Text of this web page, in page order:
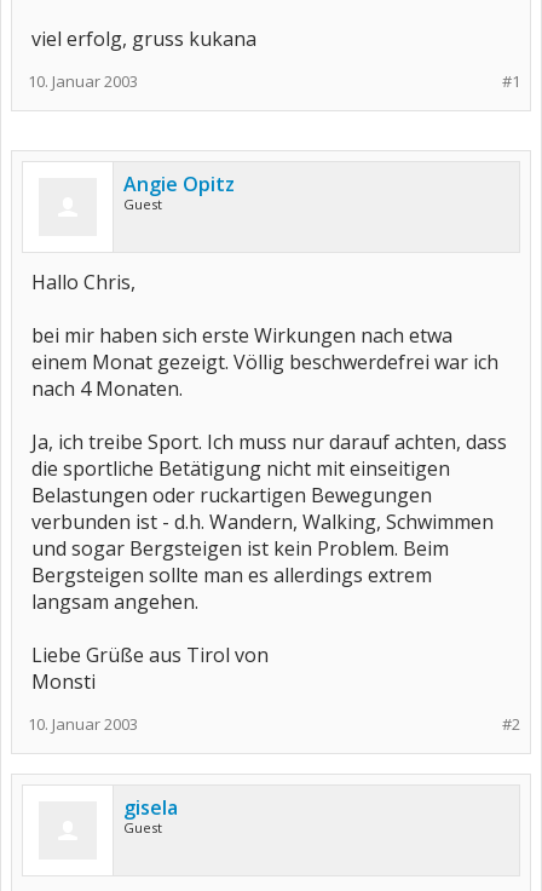
viel erfolg, gruss kukana
#1
10. Januar 2003
Angie Opitz
Guest
Hallo Chris,
bei mir haben sich erste Wirkungen nach etwa
einem Monat gezeigt. Völlig beschwerdefrei war ich
nach 4 Monaten.
Ja, ich treibe Sport. Ich muss nur darauf achten, dass
die sportliche Betätigung nicht mit einseitigen
Belastungen oder ruckartigen Bewegungen
verbunden ist - d.h. Wandern, Walking, Schwimmen
und sogar Bergsteigen ist kein Problem. Beim
Bergsteigen sollte man es allerdings extrem
langsam angehen.
Liebe Grüße aus Tirol von
Monsti
#2
10. Januar 2003
gisela
Guest